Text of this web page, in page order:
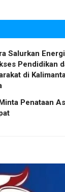
Salurkan Energi
Pendidikan
di
Penataan